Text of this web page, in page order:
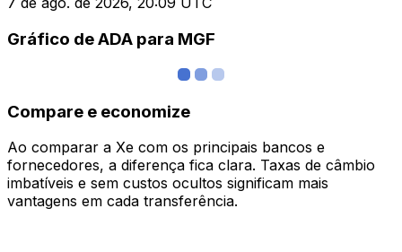
Gráfico de ADA para MGF
Compare e economize
Ao comparar a Xe com os principais bancos e
fornecedores, a diferença fica clara. Taxas de câmbio
imbatíveis e sem custos ocultos significam mais
vantagens em cada transferência.